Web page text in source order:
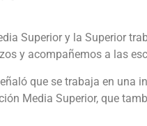
Superior y la Superior
y acompañemos a las
que se trabaja en una
Media Superior, que